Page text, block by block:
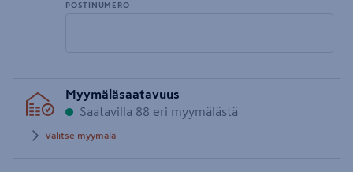
POSTINUMERO
postinumero
Myymäläsaatavuus
Saatavilla 88 eri myymälästä
Valitse myymälä